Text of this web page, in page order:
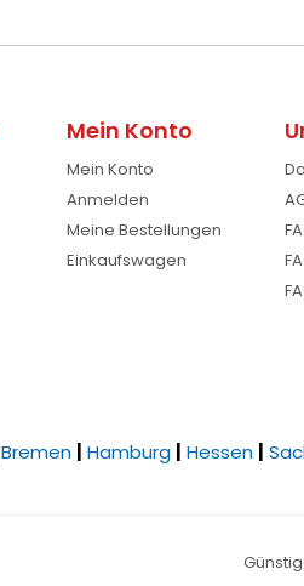
Mein Konto
Mein Konto
Anmelden
Meine Bestellungen
Einkaufswagen
Bremen Hamburg Hessen